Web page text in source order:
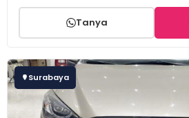
Tanya
Surabaya